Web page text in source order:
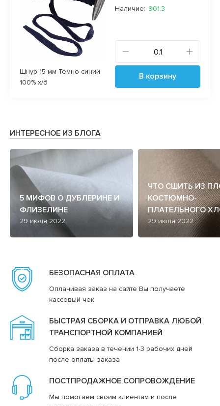
Шнур 15 мм Темно-синий
100% х/б
Наличие: 901.3
В корзину
ИНТЕРЕСНОЕ ИЗ БЛОГА
5 МИФОВ О ДУБЛЕРИНЕ И
ФЛИЗЕЛИНЕ
29 июля 2022
ЧТО СШИТЬ ИЗ
КОСТЮМНО-
ПЛАТЕЛЬНОГО
29 июля 2022
БЕЗОПАСНАЯ ОПЛАТА
Оплачивая заказ на сайте Вы получаете
кассовый чек
БЫСТРАЯ СБОРКА И ОТПРАВКА ЛЮБОЙ
ТРАНСПОРТНОЙ КОМПАНИЕЙ
Сборка заказа в течении 1-3 рабочих дней
после оплаты заказа
ПОСТПРОДАЖНОЕ СОПРОВОЖДЕНИЕ
Мы помогаем своим клиентам и после